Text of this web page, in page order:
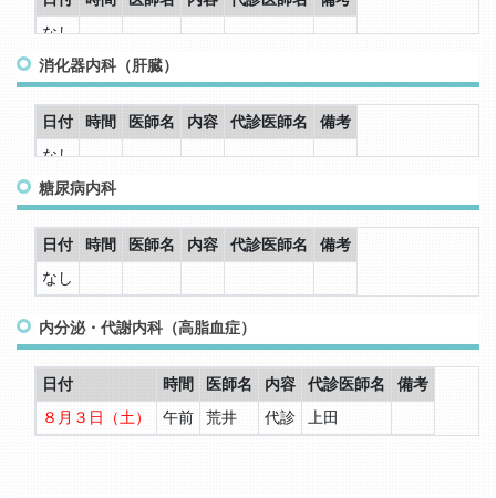
なし
消化器内科（肝臓）
日付 時間 医師名 内容 代診医師名
備考
なし
糖尿病内科
日付 時間 医師名 内容 代診医師名
備考
なし
内分泌・代謝内科（高脂血症）
日付 時間 医師名 内容 代診医師名
備考
８月３日（土）
午前 荒井 代診 上田